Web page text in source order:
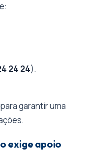
24 24).
garantir uma
exige apoio